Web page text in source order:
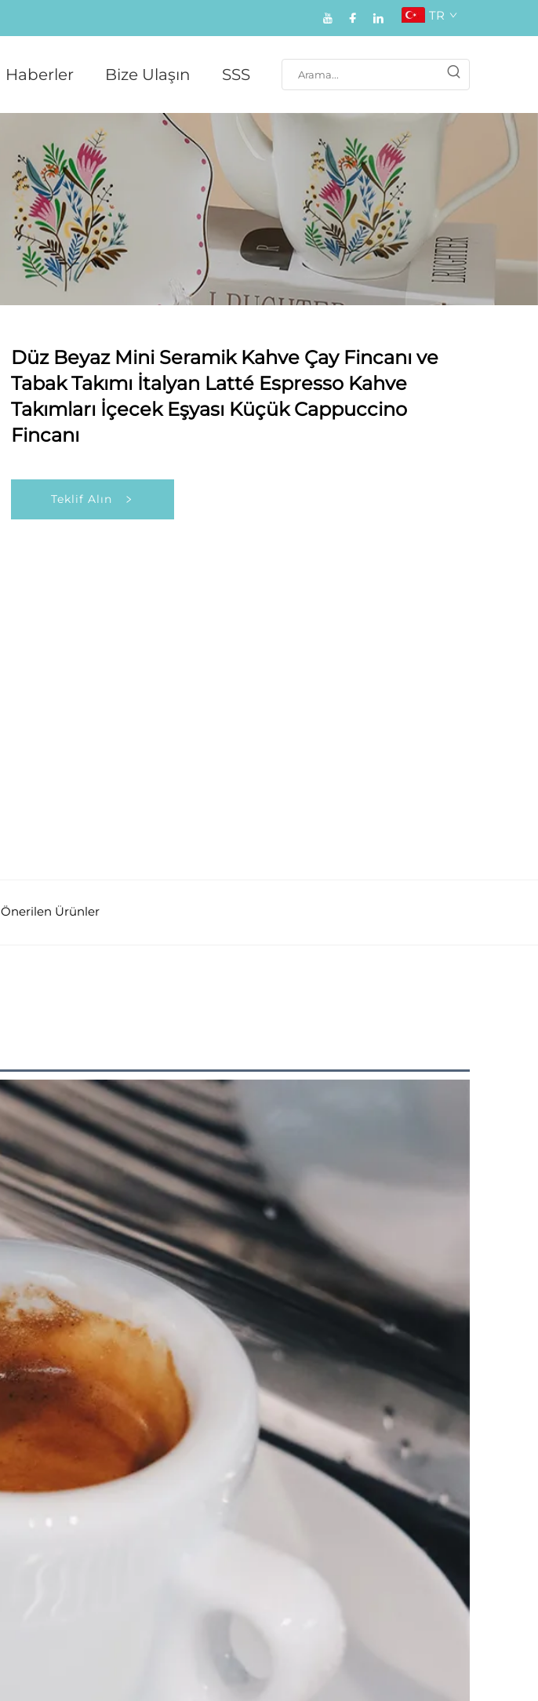
TR
Haberler Bize Ulaşın SSS
Düz Beyaz Mini Seramik Kahve Çay Fincanı ve
Tabak Takımı İtalyan Latté Espresso Kahve
Takımları İçecek Eşyası Küçük Cappuccino
Fincanı
Teklif Alın
Önerilen Ürünler